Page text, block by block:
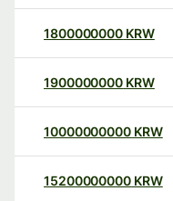
1800000000 KRW
1900000000 KRW
10000000000 KRW
15200000000 KRW